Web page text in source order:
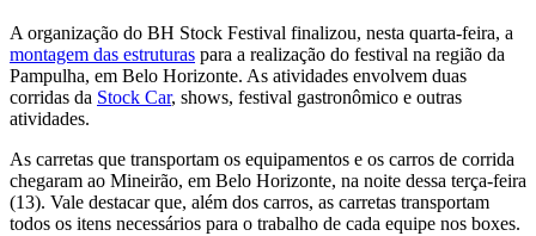
A organização do BH Stock Festival finalizou, nesta quarta-feira, a
montagem das estruturas para a realização do festival na região da
Pampulha, em Belo Horizonte. As atividades envolvem duas
corridas da Stock Car, shows, festival gastronômico e outras
atividades.
As carretas que transportam os equipamentos e os carros de corrida
chegaram ao Mineirão, em Belo Horizonte, na noite dessa terça-feira
(13). Vale destacar que, além dos carros, as carretas transportam
todos os itens necessários para o trabalho de cada equipe nos boxes.